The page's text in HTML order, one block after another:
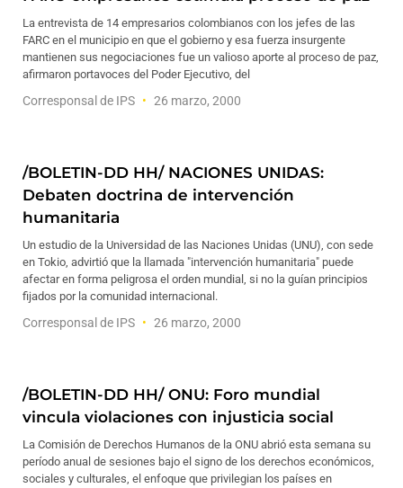
La entrevista de 14 empresarios colombianos con los jefes de las
FARC en el municipio en que el gobierno y esa fuerza insurgente
mantienen sus negociaciones fue un valioso aporte al proceso de paz,
afirmaron portavoces del Poder Ejecutivo, del
Corresponsal de IPS 26 marzo, 2000
/BOLETIN-DD HH/ NACIONES UNIDAS:
Debaten doctrina de intervención
humanitaria
Un estudio de la Universidad de las Naciones Unidas (UNU), con sede
en Tokio, advirtió que la llamada "intervención humanitaria" puede
afectar en forma peligrosa el orden mundial, si no la guían principios
fijados por la comunidad internacional.
Corresponsal de IPS 26 marzo, 2000
/BOLETIN-DD HH/ ONU: Foro mundial
vincula violaciones con injusticia social
La Comisión de Derechos Humanos de la ONU abrió esta semana su
período anual de sesiones bajo el signo de los derechos económicos,
sociales y culturales, el enfoque que privilegian los países en